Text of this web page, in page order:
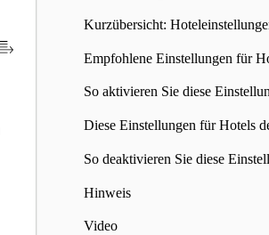
Kurzübersicht:
Empfohlene Einstellungen für
So aktivieren Sie diese
Diese Einstellungen für Hotels
So deaktivieren Sie diese
Hinweis
Video